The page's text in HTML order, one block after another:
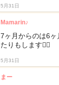
5月31日
Mamarin♪
7ヶ月からのは6
たりもします🙆‍♀️
5月31日
まー